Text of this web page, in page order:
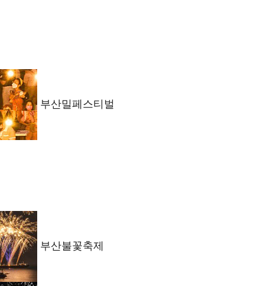
부산밀페스티벌
부산불꽃축제